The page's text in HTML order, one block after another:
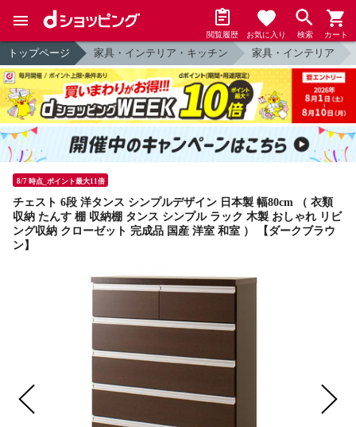
閲覧履歴 お気に入り 検索 カート
トップページ 家具・インテリア・キッチン 家具・インテリア
8/7 時点_ポイント最大11倍
チェスト 6段 洋タンス シンプルデザイン 日本製 幅80cm （ 衣類
収納 たんす 棚 収納棚 タンス シンプル ラック 木製 おしゃれ リビ
ング収納 クローゼット 完成品 国産 洋室 和室 ） 【ダークブラウ
ン】